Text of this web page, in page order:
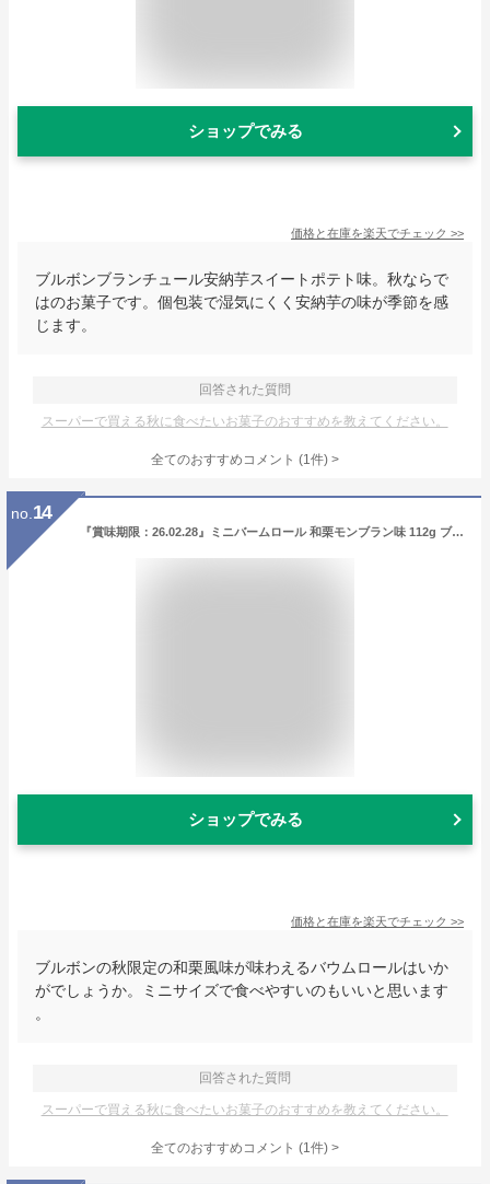
ショップでみる
価格と在庫を楽天でチェック >>
ブルボンブランチュール安納芋スイートポテト味。秋ならで
はのお菓子です。個包装で湿気にくく安納芋の味が季節を感
じます。
回答された質問
スーパーで買える秋に食べたいお菓子のおすすめを教えてください。
全てのおすすめコメント (1件) >
no. 14
『賞味期限：26.02.28』ミニバームロール 和栗モンブラン味 112g ブルボン 3袋
ショップでみる
価格と在庫を楽天でチェック >>
ブルボンの秋限定の和栗風味が味わえるバウムロールはいか
がでしょうか。ミニサイズで食べやすいのもいいと思います
。
回答された質問
スーパーで買える秋に食べたいお菓子のおすすめを教えてください。
全てのおすすめコメント (1件) >